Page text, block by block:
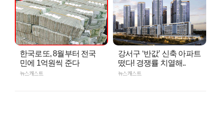
한국로또, 8월부터 전국
민에 1억원씩 준다
뉴스캐스트
강서구 ‘반값’ 신축 아파트
떴다! 경쟁률 치열해..
뉴스캐스트